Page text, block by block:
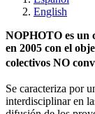
English
NOPHOTO es un
en 2005 con el
colectivos NO
Se caracteriza por
interdisciplinar en